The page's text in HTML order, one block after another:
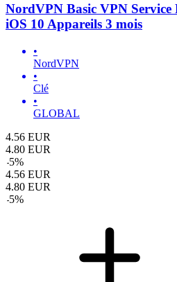
NordVPN Basic VPN
iOS 10 Appareils 3 mois
•
NordVPN
•
Clé
•
GLOBAL
4.56 EUR
4.80 EUR
-5%
4.56 EUR
4.80 EUR
-5%